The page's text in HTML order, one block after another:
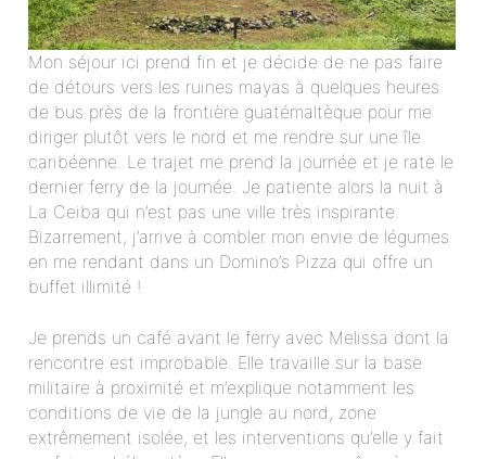
Mon séjour ici prend fin et je décide de ne pas faire
de détours vers les ruines mayas à quelques heures
de bus près de la frontière guatémaltèque pour me
diriger plutôt vers le nord et me rendre sur une île
caribéenne. Le trajet me prend la journée et je rate le
dernier ferry de la journée. Je patiente alors la nuit à
La Ceiba qui n’est pas une ville très inspirante.
Bizarrement, j’arrive à combler mon envie de légumes
en me rendant dans un Domino’s Pizza qui offre un
buffet illimité !
Je prends un café avant le ferry avec Melissa dont la
rencontre est improbable. Elle travaille sur la base
militaire à proximité et m’explique notamment les
conditions de vie de la jungle au nord, zone
extrêmement isolée, et les interventions qu’elle y fait